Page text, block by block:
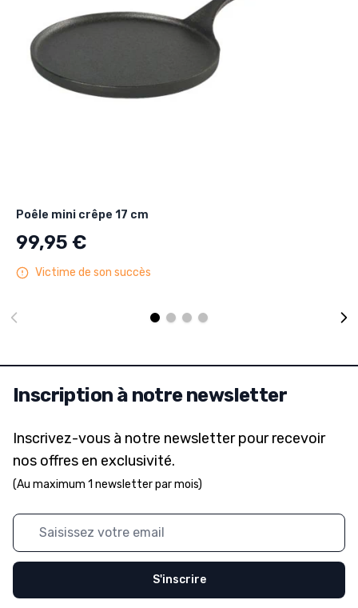
Poêle mini crêpe 17 cm
99,95 €
Victime de son succès
Inscription à notre newsletter
Inscrivez-vous à notre newsletter pour recevoir
nos offres en exclusivité.
(Au maximum 1 newsletter par mois)
Adresse mail
S'inscrire